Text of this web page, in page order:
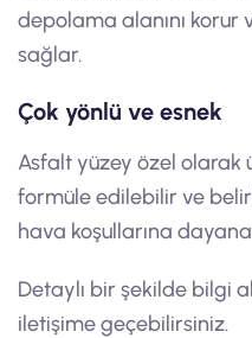
depolama alanını
sağlar.
Çok yönlü ve esnek
Asfalt yüzey özel olarak
formüle edilebilir ve
hava koşullarına
Detaylı bir şekilde bilgi
iletişime geçebilirsiniz.